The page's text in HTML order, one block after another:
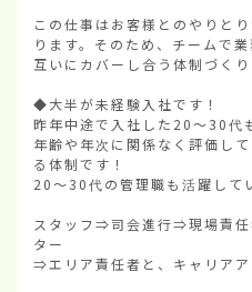
この仕事はお客様とのやりと
ります。そのため、チームで
互いにカバーし合う体制づくり
◆大半が未経験入社です！
昨年中途で入社した20～30代
年齢や年次に関係なく評価し
る体制です！
20～30代の管理職も活躍して
スタッフ⇒司会進行⇒現場責
ター
⇒エリア責任者と、キャリアア